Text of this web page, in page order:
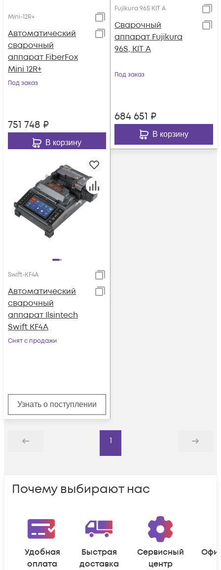
Mini-12R+
Автоматический
сварочный
аппарат FiberFox
Mini 12R+
Под заказ
751 748 ₽
В корзину
Fujikura 96S KIT A
Сварочный
аппарат Fujikura
96S, KIT A
Под заказ
684 651 ₽
В корзину
Swift-KF4A
Автоматический
сварочный
аппарат Ilsintech
Swift KF4A
Снят с продажи
Узнать о поступлении
Назад
1
Дальше
Почему выбирают нас
Удобная
оплата
Быстрая
доставка
Сервисный
центр